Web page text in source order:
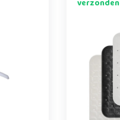
verzonden